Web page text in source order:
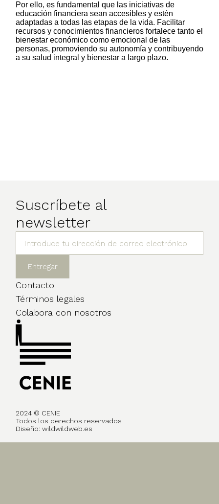
Por ello, es fundamental que las iniciativas de
educación financiera sean accesibles y estén
adaptadas a todas las etapas de la vida. Facilitar
recursos y conocimientos financieros fortalece tanto el
bienestar económico como emocional de las
personas, promoviendo su autonomía y contribuyendo
a su salud integral y bienestar a largo plazo.
Suscríbete al
newsletter
Contacto
Términos legales
Colabora con nosotros
2024 © CENIE
Todos los derechos reservados
Diseño: wildwildweb.es